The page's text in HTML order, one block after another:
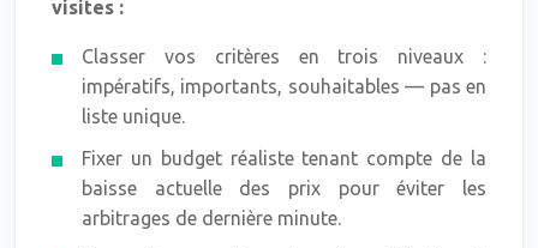
visites :
Classer vos critères en trois niveaux :
impératifs, importants, souhaitables — pas en
liste unique.
Fixer un budget réaliste tenant compte de la
baisse actuelle des prix pour éviter les
arbitrages de dernière minute.